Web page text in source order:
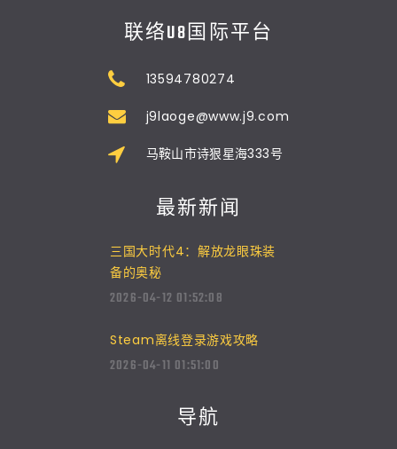
联络U8国际平台
13594780274
j9laoge@www.j9.com
马鞍山市诗狠星海333号
最新新闻
三国大时代4：解放龙眼珠装
备的奥秘
2026-04-12 01:52:08
Steam离线登录游戏攻略
2026-04-11 01:51:00
导航